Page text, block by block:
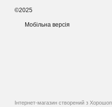
©2025
Мобільна версія
Інтернет-магазин створений з Хорошоп